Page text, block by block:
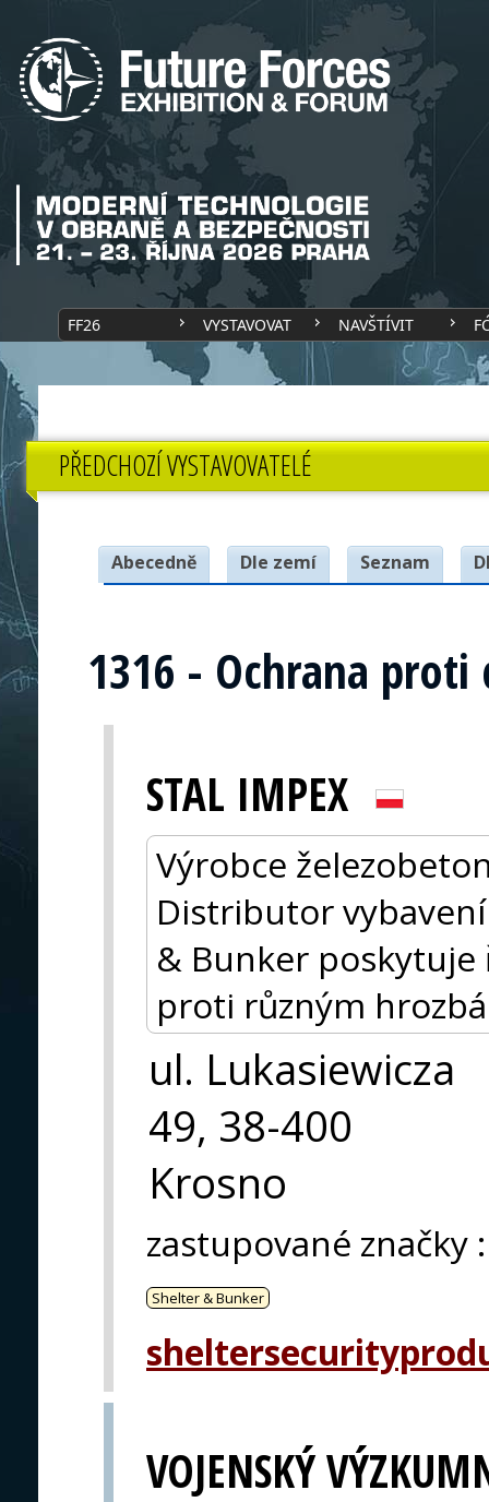
FF26 VYSTAVOVAT NAVŠTÍVIT
PŘEDCHOZÍ VYSTAVOVATELÉ
Abecedně Dle zemí Seznam
1316 - Ochrana
STAL IMPEX
Výrobce
Distributor
& Bunker
proti různým
ul. Lukasiewicza
49, 38-400
Krosno
zastupované značky :
Shelter & Bunker
VOJENSKÝ